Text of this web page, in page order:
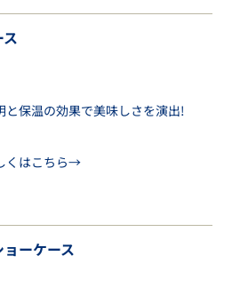
と保温の効果で美味しさを演出!
くはこちら→
ーケース